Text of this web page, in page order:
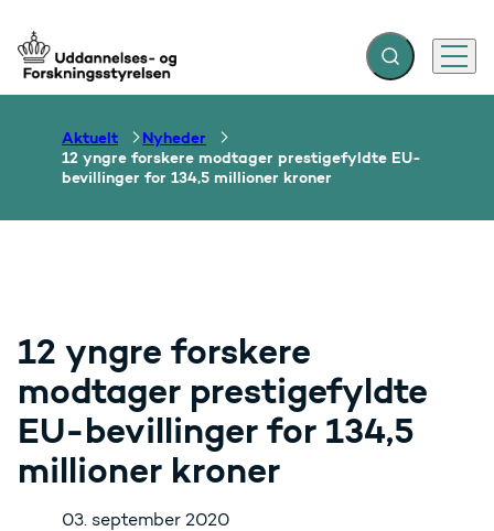
Gå til forsiden Fold søgefelt ud
Menu
Aktuelt
Nyheder
12 yngre forskere modtager prestigefyldte EU-
bevillinger for 134,5 millioner kroner
12 yngre forskere
modtager prestigefyldte
EU-bevillinger for 134,5
millioner kroner
03. september 2020